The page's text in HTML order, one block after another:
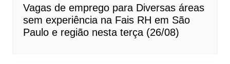
Vagas de emprego para Diversas áreas
sem experiência na Fais RH em São
Paulo e região nesta terça (26/08)